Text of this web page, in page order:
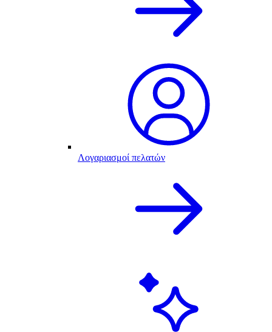
Λογαριασμοί πελατών